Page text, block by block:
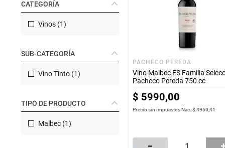
rotiseria
congelados
CATEGORÍA
Vinos (1)
SUB-CATEGORÍA
Vino Tinto (1)
TIPO DE PRODUCTO
Malbec (1)
PACHECO PEREDA
Vino Malbec ES Familia
Pacheco Pereda 750 cc
$ 5990,00
Precio sin impuestos Nac.$ 4950,41
Manteca
Arroz